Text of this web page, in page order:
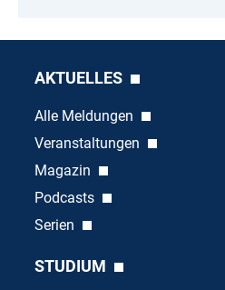
AKTUELLES
Alle Meldungen
Veranstaltungen
Magazin
Podcasts
Serien
STUDIUM